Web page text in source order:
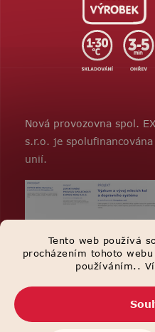
Tento web používá
procházením tohoto
používáním..
Nová provozovna spol.
s.r.o. je
unií.